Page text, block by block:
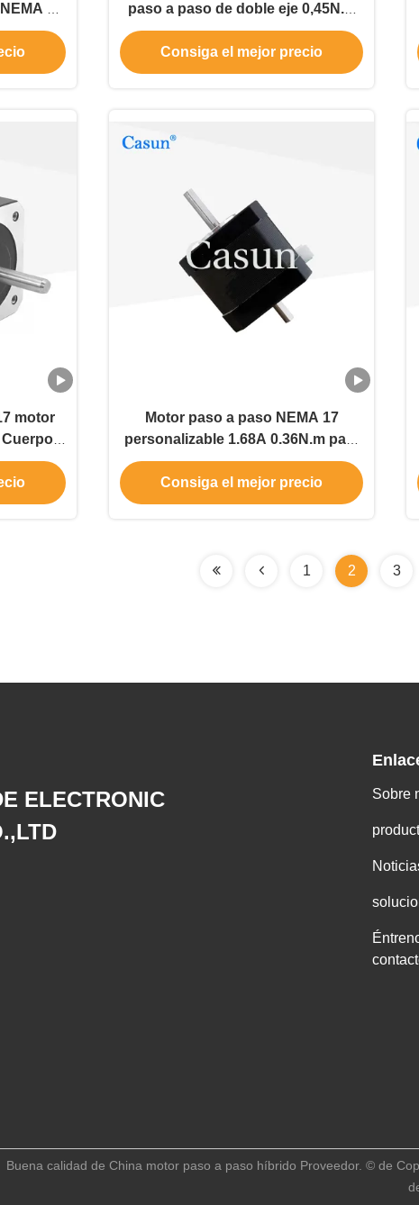
17
ISO
paso a paso de doble eje 0,45N.M
Para equipos de automóviles
Consiga el mejor precio
motor
Cuerpo
Motor paso a paso NEMA 17
personalizable 1.68A 0.36N.m para
equipos de embalaje
Consiga el mejor precio
1 2 3
ELECTRONIC
Sobre
Buena calidad de China motor paso a paso híbrido Proveedor. © de